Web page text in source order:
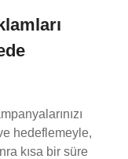
hedeflemeyle,
kısa bir süre